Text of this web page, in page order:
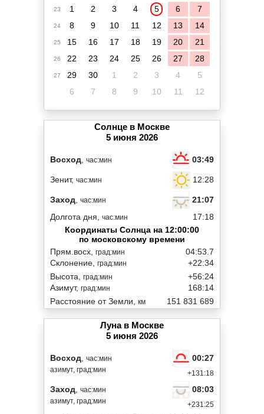
23 1 2 3 4 5 6 7
24 8 9 10 11 12 13 14
25 15 16 17 18 19 20 21
26 22 23 24 25 26 27 28
27 29 30 1 2 3 4
5
6
7 8 9 10 11 12
Солнце в Москве
5 июня 2026
Восход час:мин 03:49
Зенит, час:мин 12:28
Заход час:мин
21:07
Долгота дня, час:мин
17:18
Координаты Солнца на 12:00:00
по московскому времени
Прям.восх, град:мин
Склонение, град:мин
04:53.7
+22:34
Высота, град:мин
Азимут, град:мин
+56:24
168:14
Расстояние от Земли, км 151 831 689
Луна в Москве
5 июня 2026
Восход час:мин
азимут, град:мин
00:27
+131:18
Заход час:мин
азимут, град:мин
08:03
+231:25